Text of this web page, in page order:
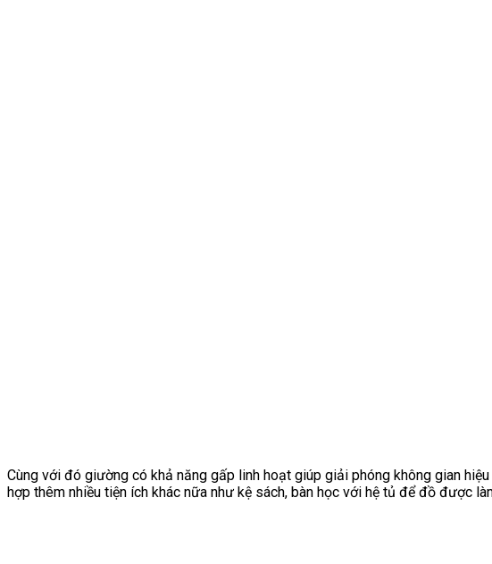
Cùng với đó giường có khả năng gấp linh hoạt giúp giải phóng không gian
hợp thêm nhiều tiện ích khác nữa như kệ sách, bàn học với hệ tủ để đồ được